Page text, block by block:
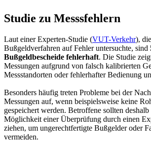
Studie zu Messsfehlern
Laut einer Experten-Studie (VUT-Verkehr),
Bußgeldverfahren auf Fehler untersuchte, sind
Bußgeldbescheide fehlerhaft. Die Studie
Messungen aufgrund von falsch kalibrierten
Messstandorten oder fehlerhafter Bedienung
Besonders häufig treten Probleme bei der
Messungen auf, wenn beispielsweise keine
gespeichert werden. Betroffene sollten
Möglichkeit einer Überprüfung durch einen
ziehen, um ungerechtfertigte Bußgelder oder
vermeiden.